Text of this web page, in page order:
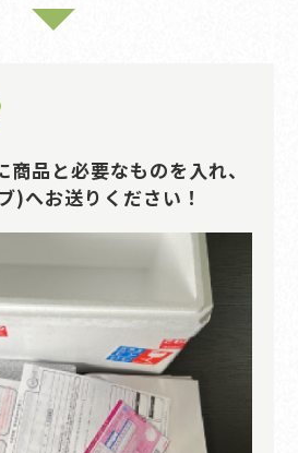
品と必要なものを入れ、
へお送りください！